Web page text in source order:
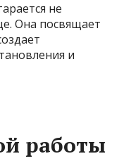
не
Она посвящает
и
работы